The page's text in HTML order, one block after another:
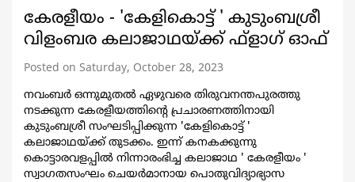
കേരളീയം - 'കേളികൊട്ട് ' കുടുംബശ്രീ
വിളംബര കലാജാഥയ്ക്ക് ഫ്ളാഗ് ഓഫ്
Posted on Saturday, October 28, 2023
നവംബർ ഒന്നുമുതൽ ഏഴുവരെ തിരുവനന്തപുരത്തു
നടക്കുന്ന കേരളീയത്തിന്റെ പ്രചാരണത്തിനായി
കുടുംബശ്രീ സംഘടിപ്പിക്കുന്ന 'കേളികൊട്ട് '
കലാജാഥയ്ക്ക് തുടക്കം. ഇന്ന് കനകക്കുന്നു
കൊട്ടാരവളപ്പിൽ നിന്നാരംഭിച്ച കലാജാഥ ' കേരളീയം '
സ്വാഗതസംഘം ചെയർമാനായ പൊതുവിദ്യാഭ്യാസ